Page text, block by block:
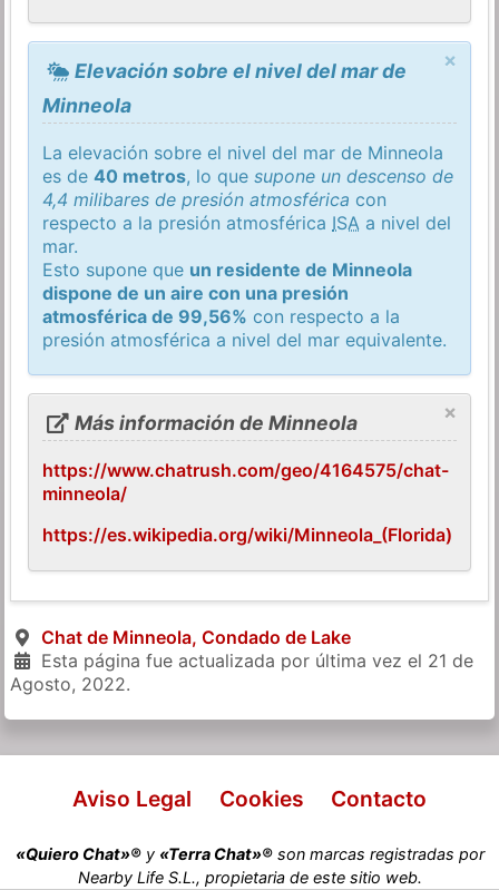
×
Elevación sobre el nivel del mar de
Minneola
La elevación sobre el nivel del mar de Minneola
es de40 metros, lo quesupone un descenso de
4,4 milibares de presión atmosférica con
respecto a la presión atmosférica ISA a nivel del
mar.
Esto supone que un residente de Minneola
dispone de un aire con una presión
atmosférica de 99,56% con respecto a la
presión atmosférica a nivel del mar equivalente.
×
Más información de Minneola
https://www.chatrush.com/geo/4164575/chat-
minneola/
https://es.wikipedia.org/wiki/Minneola_(Florida)
Chat de Minneola, Condado de Lake
Esta página fue actualizada por última vez el 21 de
Agosto, 2022.
Aviso Legal Cookies Contacto
«Quiero Chat»®y «Terra Chat»®son marcas registradas por
Nearby Life S.L., propietaria de este sitio web.